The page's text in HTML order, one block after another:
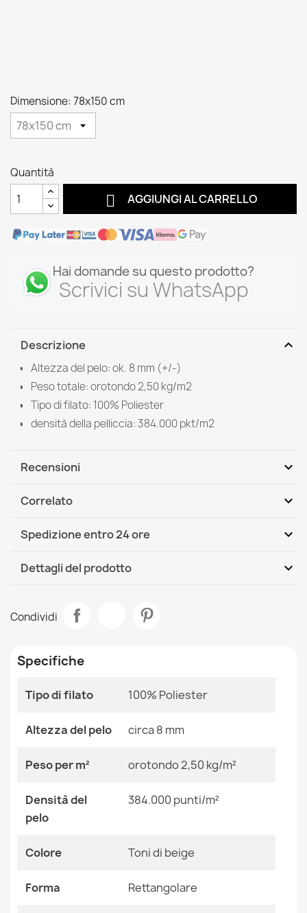
Dimensione: 78x150 cm
Quantità
 AGGIUNGI AL CARRELLO
Hai domande su questo prodotto?
Scrivici su WhatsApp
Descrizione expand_more
Altezza del pelo: ok. 8 mm (+/-)
Peso totale: orotondo 2,50 kg/m2
Tipo di filato: 100% Poliester
densità della pelliccia: 384.000 pkt/m2
Recensioni expand_more
Correlato expand_more
Tappeto AMOUR 53098A beige / nero - Cornice, greco
moderno, elegante
Tappeto AMOUR 53078B nero - Geometrico, linee
Tappeto AMOUR 53104A beige - Cornice, moderno,
73,90 €
Spedizione entro 24 ore expand_more
DHL / GLS International
Dettagli del prodotto expand_more
Dimensioni
98x300 Cm
Colore
Motivo
Riferimenti Specifici
Ean13
2000000115313
Condividi
Specifiche
Tipo di filato 100% Poliester
Altezza del pelo circa 8 mm
Peso per m² orotondo 2,50 kg/m²
Densità del
pelo
384.000 punti/m²
Colore Toni di beige
Forma Rettangolare